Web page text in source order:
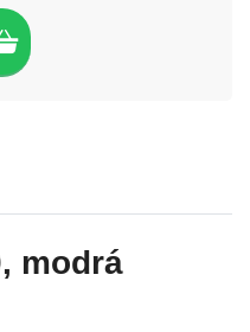
modrá